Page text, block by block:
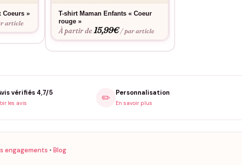
Coeurs »
article
T-shirt Maman Enfants « Coeur
rouge »
À partir de15,99€ / par article
vérifiés 4,7/5
les avis ✏️ Personnalisation
En savoir plus
engagements • Blog